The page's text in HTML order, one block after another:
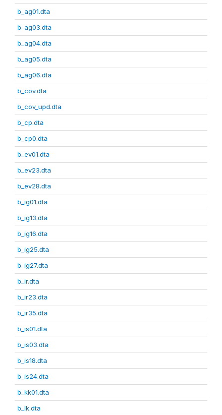
b_ag01.dta
b_ag03.dta
b_ag04.dta
b_ag05.dta
b_ag06.dta
b_cov.dta
b_cov_upd.dta
b_cp.dta
b_cp0.dta
b_ev01.dta
b_ev23.dta
b_ev28.dta
b_ig01.dta
b_ig13.dta
b_ig16.dta
b_ig25.dta
b_ig27.dta
b_ir.dta
b_ir23.dta
b_ir35.dta
b_is01.dta
b_is03.dta
b_is18.dta
b_is24.dta
b_kk01.dta
b_lk.dta